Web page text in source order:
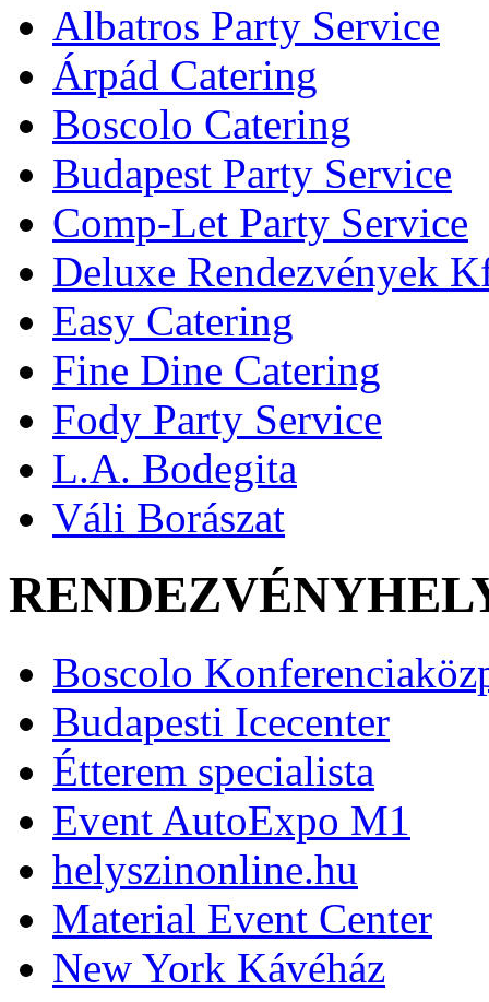
Albatros Party Service
Árpád Catering
Boscolo Catering
Budapest Party Service
Comp-Let Party Service
Deluxe Rendezvények
Easy Catering
Fine Dine Catering
Fody Party Service
L.A. Bodegita
Váli Borászat
Boscolo
Budapesti Icecenter
Étterem specialista
Event AutoExpo M1
helyszinonline.hu
Material Event Center
New York Kávéház